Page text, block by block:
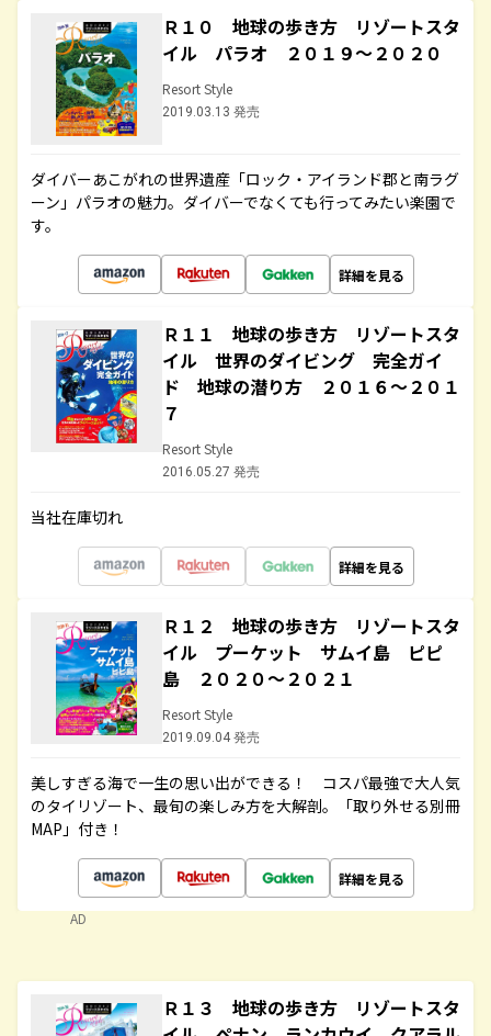
Ｒ１０ 地球の歩き方 リゾートスタ
イル パラオ ２０１９～２０２０
Resort Style
2019.03.13 発売
ダイバーあこがれの世界遺産「ロック・アイランド郡と南ラグ
ーン」パラオの魅力。ダイバーでなくても行ってみたい楽園で
す。
詳細を見る
Ｒ１１ 地球の歩き方 リゾートスタ
イル 世界のダイビング 完全ガイ
ド 地球の潜り方 ２０１６～２０１
７
Resort Style
2016.05.27 発売
当社在庫切れ
詳細を見る
Ｒ１２ 地球の歩き方 リゾートスタ
イル プーケット サムイ島 ピピ
島 ２０２０～２０２１
Resort Style
2019.09.04 発売
美しすぎる海で一生の思い出ができる！ コスパ最強で大人気
のタイリゾート、最旬の楽しみ方を大解剖。「取り外せる別冊
MAP」付き！
詳細を見る
AD
Ｒ１３ 地球の歩き方 リゾートスタ